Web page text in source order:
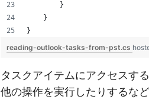
        }
    }
}
reading-outlook-tasks-from-pst.cs
タスクアイテムにアクセスす
他の操作を実行したりするな